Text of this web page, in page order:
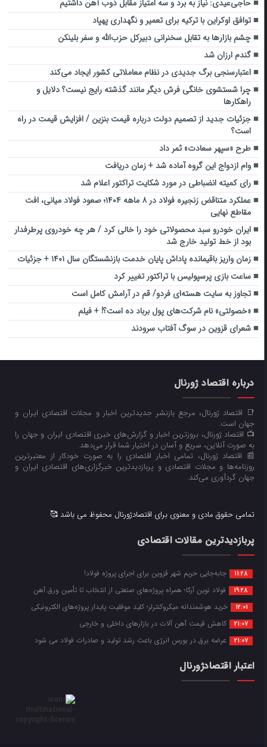
حاجی‌عیدی: نیاز به برد و سه امتیاز مقابل ذوب آهن داشتیم
توافق اوکراین با ترکیه برای تعمیر و نگهداری پهپاد
چشم بازارها به تقابل سخنرانی دبیرکل حزب‌الله و سفر بلینکن
گندم ارزان شد
اعتبارسنجی برگ جدیدی در نظام معاملاتی کشور ایجاد می‌کند
چرا شستشوی خانگی فرش دیگر مانند گذشته رایج نیست؟ دلایل و
راهکارها
جزئیات جدید از تصمیم دولت درباره قیمت بنزین / افزایش قیمت در راه
است؟
طرح «سپهر سعادت» ثمر داد
وام ازدواج این گروه آماده شد + زمان دریافت
رای کمیته انضباطی در مورد شکایت تراکتور اعلام شد
عملکرد متناقض زنجیره فولاد در ۸ ماهه ۱۴۰۴؛ صعود فولاد میانی، افت
مقاطع نهایی
ایران خودرو سبد محصولاتی خود را خالی کرد / هر چه خودروی پرطرفدار
بود از خط تولید خارج شد
زمان واریز باقیمانده پاداش پایان خدمت بازنشستگان سال ۱۴۰۱ + جزئیات
ساعت بازی پرسپولیس با تراکتور تغییر کرد
تجاوز به سایت هسته‌ای فردو/ قم در آرامش کامل است
«خصولتی» نام شرکت‌های پول برباد ده است؟! + فیلم
شعرای قزوین در سوگ آفتاب سرودند
درباره اقتصاد ژورنال
📑 اقتصاد ژورنال، مرجع بازنشر جدیدترین اخبار و مجلات اقتصادی ایران و
جهان است.
📺 اقتصاد ژورنال، بروزترین اخبار و گزارش‌های خبری اقتصادی ایران و جهان را
به صورت آنلاین، سریع و آسان در اختیار شما قرار می‌‌دهد.
📰 اقتصاد ژورنال، تمامی اخبار اقتصادی را به صورت خودکار از معتبرترین
روزنامه‌ها و مجلات اقتصادی و پربازدیدترین خبرگزاری‌های اقتصادی ایران و
جهان گردآوری می‌کند.
تمامی حقوق مادی و معنوی برای اقتصادژورنال محفوظ می باشد 🥰
پربازدیدترین مقالات اقتصادی
11:28 جابه‌جایی حریم شهر قزوین برای اجرای پروژه فولاد!
19:28 فولاد نوین آرکا؛ همراه پروژه‌های صنعتی از انتخاب تا تأمین ورق آهن
12:01 خرید هوشمندانه میکروکنترلر؛ کلید موفقیت پایدار پروژه‌های الکترونیکی
21:07 کاهش قیمت آهن آلات در بازارهای داخلی و خارجی
21:07 عرضه برق در بورس انرژی باعث رشد تولید و صادرات فولاد می شود
اعتبار اقتصادژورنال